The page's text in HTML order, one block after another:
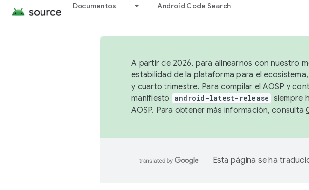
Documentos Android Code Search
A partir de 2026, para alinearnos con nuestro
estabilidad de la plataforma para el
y cuarto trimestre. Para compilar el AOSP y
manifiesto
android-latest-release siempre
AOSP. Para obtener más información, consulta
Esta página se ha